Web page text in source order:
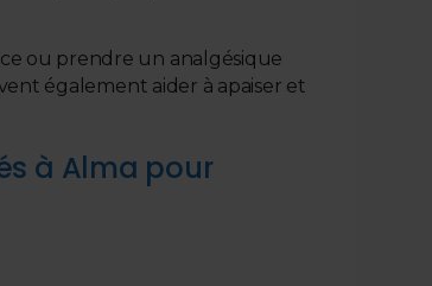
ou prendre un analgésique
également aider à apaiser et
à Alma pour